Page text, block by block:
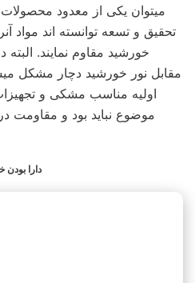
میتوان یکی از معدود محصولات
تحقیق و تسعه توانسته‌ اند مواد
خورشید مقاوم نمایند.
مقابل نور خورشید دچار مشکل
اولیه مناسب مشکی و
موضوع نباید بود و مقاومت
9- دارا